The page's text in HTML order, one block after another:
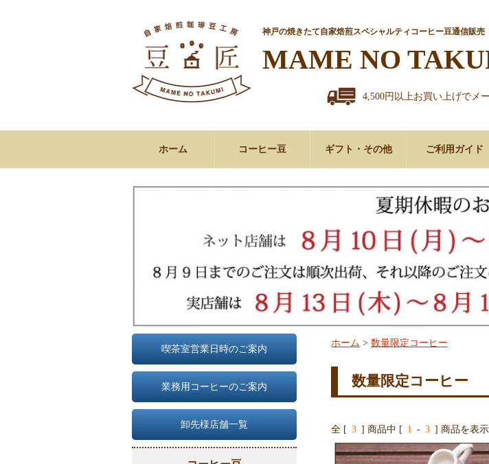
神戸の焼きたて自家焙煎スペシャルティコーヒー豆通信販
MAME NO
4,500円以上お買い上げでメ
ホーム コーヒー豆 ギフト・その他 ご利用ガイド
喫茶室営業日時のご案内
業務用コーヒーのご案内
卸先様店舗一覧
ホーム > 数量限定コーヒー
数量限定コーヒー
全 [ 3 ] 商品中 [ 1 - 3 ] 商品を表示